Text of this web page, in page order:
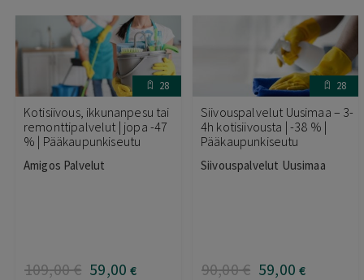
28
Kotisiivous, ikkunanpesu tai
remonttipalvelut | jopa -47
% | Pääkaupunkiseutu
Amigos Palvelut
109,00€ 59,00 €
28
Siivouspalvelut Uusimaa – 3-
4h kotisiivousta | -38 % |
Pääkaupunkiseutu
Siivouspalvelut Uusimaa
90,00€ 59,00 €